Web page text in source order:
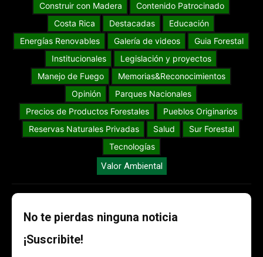
Construir con Madera
Contenido Patrocinado
Costa Rica
Destacadas
Educación
Energías Renovables
Galería de videos
Guia Forestal
Institucionales
Legislación y proyectos
Manejo de Fuego
Memorias&Reconocimientos
Opinión
Parques Nacionales
Precios de Productos Forestales
Pueblos Originarios
Reservas Naturales Privadas
Salud
Sur Forestal
Tecnologías
Valor Ambiental
No te pierdas ninguna noticia
¡Suscribite!